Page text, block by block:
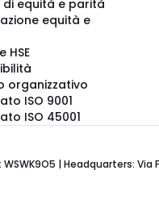
di equità e parità
equità e
HSE
organizzativo
ISO 9001
ISO 45001
WSWK9O5 | Headquarters: Via